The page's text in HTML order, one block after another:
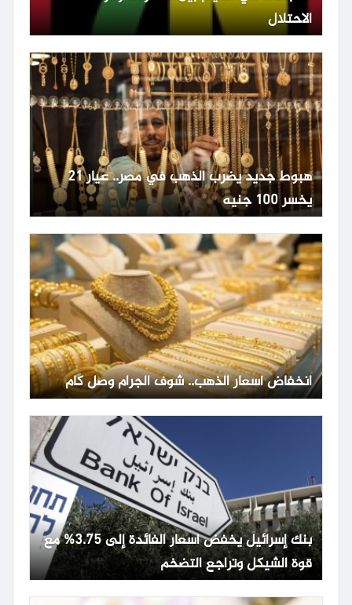
الاحتلال
هبوط جديد يضرب الذهب في مصر.. عيار 21
يخسر 100 جنيه
انخفاض أسعار الذهب.. شوف الجرام وصل كام
بنك إسرائيل يخفض أسعار الفائدة إلى 3.75% مع
قوة الشيكل وتراجع التضخم